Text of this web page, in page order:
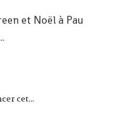
et Noël à Pau
cet...